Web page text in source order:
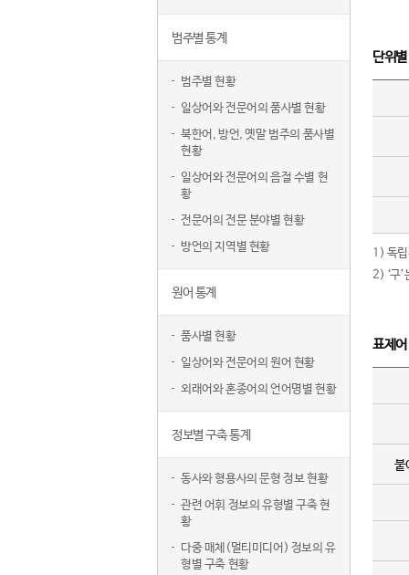
범주별 통계
범주별 현황
일상어와 전문어의 품사별 현황
북한어, 방언, 옛말 범주의 품사별
현황
일상어와 전문어의 음절 수별 현
황
전문어의 전문 분야별 현황
방언의 지역별 현황
원어 통계
품사별 현황
일상어와 전문어의 원어 현황
외래어와 혼종어의 언어명별 현황
정보별 구축 통계
동사와 형용사의 문형 정보 현황
관련 어휘 정보의 유형별 구축 현
황
다중 매체(멀티미디어) 정보의 유
형별 구축 현황
단위
1) 독립
2) ‘구
표제
붙